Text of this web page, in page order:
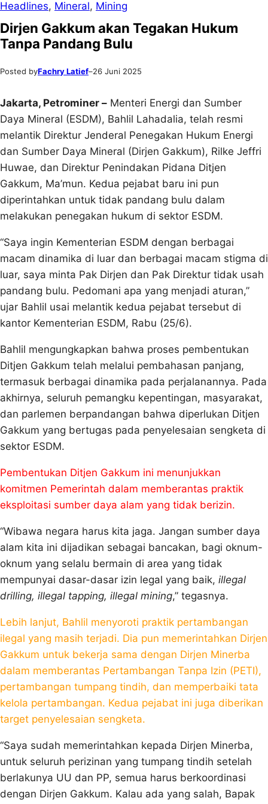
Headlines, Mineral, Mining
Dirjen Gakkum akan Tegakan Hukum
Tanpa Pandang Bulu
Posted byFachry Latief–26 Juni 2025
Jakarta, Petrominer – Menteri Energi dan Sumber
Daya Mineral (ESDM), Bahlil Lahadalia, telah resmi
melantik Direktur Jenderal Penegakan Hukum Energi
dan Sumber Daya Mineral (Dirjen Gakkum), Rilke Jeffri
Huwae, dan Direktur Penindakan Pidana Ditjen
Gakkum, Ma’mun. Kedua pejabat baru ini pun
diperintahkan untuk tidak pandang bulu dalam
melakukan penegakan hukum di sektor ESDM.
“Saya ingin Kementerian ESDM dengan berbagai
macam dinamika di luar dan berbagai macam stigma di
luar, saya minta Pak Dirjen dan Pak Direktur tidak usah
pandang bulu. Pedomani apa yang menjadi aturan,”
ujar Bahlil usai melantik kedua pejabat tersebut di
kantor Kementerian ESDM, Rabu (25/6).
Bahlil mengungkapkan bahwa proses pembentukan
Ditjen Gakkum telah melalui pembahasan panjang,
termasuk berbagai dinamika pada perjalanannya. Pada
akhirnya, seluruh pemangku kepentingan, masyarakat,
dan parlemen berpandangan bahwa diperlukan Ditjen
Gakkum yang bertugas pada penyelesaian sengketa di
sektor ESDM.
Pembentukan Ditjen Gakkum ini menunjukkan
komitmen Pemerintah dalam memberantas praktik
eksploitasi sumber daya alam yang tidak berizin.
“Wibawa negara harus kita jaga. Jangan sumber daya
alam kita ini dijadikan sebagai bancakan, bagi oknum-
oknum yang selalu bermain di area yang tidak
mempunyai dasar-dasar izin legal yang baik, illegal
drilling, illegal tapping, illegal mining,” tegasnya.
Lebih lanjut, Bahlil menyoroti praktik pertambangan
ilegal yang masih terjadi. Dia pun memerintahkan Dirjen
Gakkum untuk bekerja sama dengan Dirjen Minerba
dalam memberantas Pertambangan Tanpa Izin (PETI),
pertambangan tumpang tindih, dan memperbaiki tata
kelola pertambangan. Kedua pejabat ini juga diberikan
target penyelesaian sengketa.
“Saya sudah memerintahkan kepada Dirjen Minerba,
untuk seluruh perizinan yang tumpang tindih setelah
berlakunya UU dan PP, semua harus berkoordinasi
dengan Dirjen Gakkum. Kalau ada yang salah, Bapak